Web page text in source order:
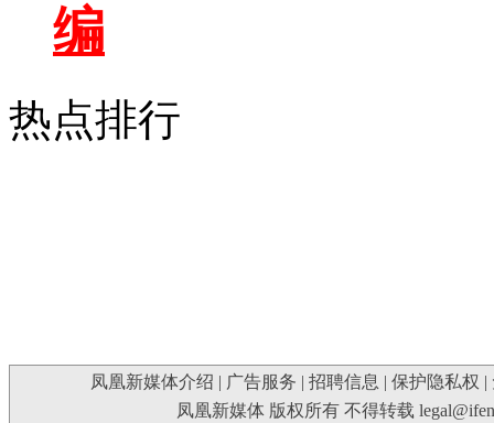
编
热点排行
凤凰新媒体介绍 | 广告服务 | 招聘信息 | 保护隐私权 |
凤凰新媒体 版权所有 不得转载